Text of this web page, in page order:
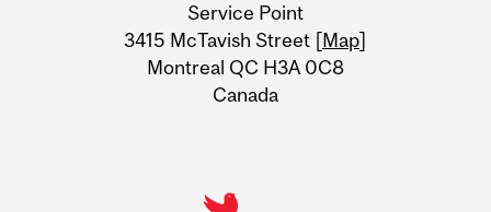
Information
Service Point
3415 McTavish Street [Map]
Montreal QC H3A 0C8
Canada